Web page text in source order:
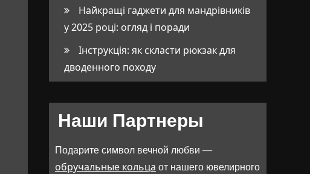
Найкращі гаджети для мандрівників
у 2025 році: огляд і поради
Інструкція: як скласти рюкзак для
дводенного походу
Наши Партнеры
Подарите символ вечной любви —
обручальные кольца от нашего ювелирного